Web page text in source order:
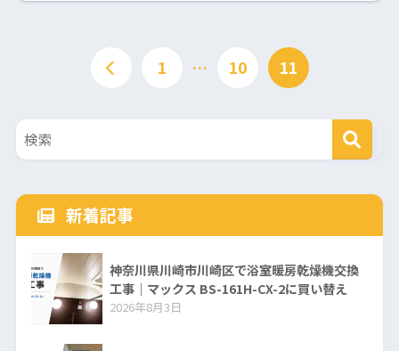
1 … 10 11
新着記事
神奈川県川崎市川崎区で浴室暖房乾燥機交換
工事｜マックス BS-161H-CX-2に買い替え
2026年8月3日